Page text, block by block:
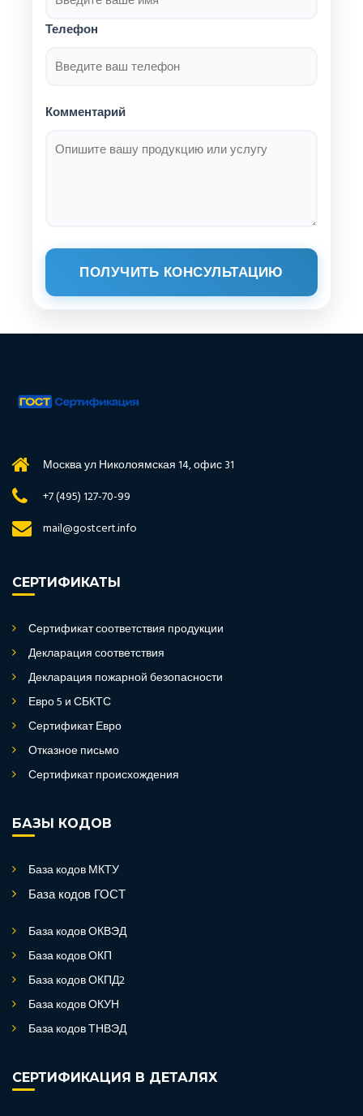
Телефон
Комментарий
ПОЛУЧИТЬ КОНСУЛЬТАЦИЮ
Москва ул Николоямская 14, офис 31
+7 (495) 127-70-99
mail@gostcert.info
СЕРТИФИКАТЫ
Сертификат соответствия продукции
Декларация соответствия
Декларация пожарной безопасности
Евро 5 и СБКТС
Сертификат Евро
Отказное письмо
Сертификат происхождения
БАЗЫ КОДОВ
База кодов МКТУ
База кодов ГОСТ
База кодов ОКВЭД
База кодов ОКП
База кодов ОКПД2
База кодов ОКУН
База кодов ТНВЭД
СЕРТИФИКАЦИЯ В ДЕТАЛЯХ